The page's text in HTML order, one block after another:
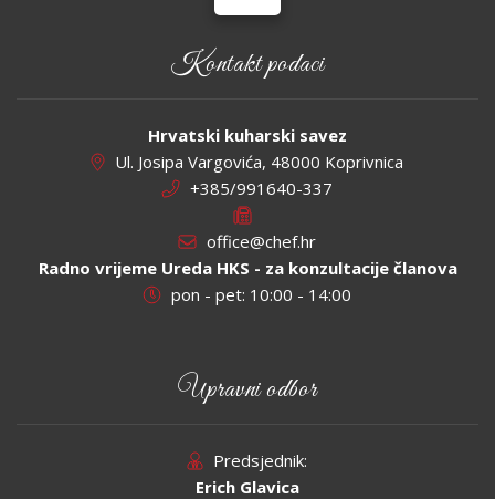
Kontakt podaci
Hrvatski kuharski savez
Ul. Josipa Vargovića, 48000 Koprivnica
+385/991640-337
office@chef.hr
Radno vrijeme Ureda HKS - za konzultacije članova
pon - pet: 10:00 - 14:00
Upravni odbor
Predsjednik:
Erich Glavica